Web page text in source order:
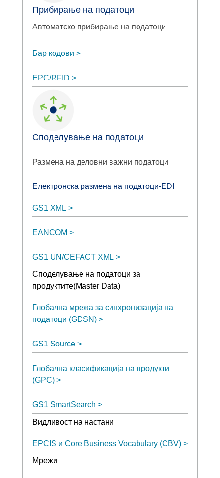
Прибирање на податоци
Автоматско прибирање на податоци
Бар кодови
EPC/RFID
Споделување на податоци
Размена на деловни важни податоци
Електронска размена на податоци-EDI
GS1 XML
EANCOM
GS1 UN/CEFACT XML
Споделување на податоци за
продуктите(Master Data)
Глобална мрежа за синхронизација на
податоци (GDSN)
GS1 Source
Глобална класификација на продукти
(GPC)
GS1 SmartSearch
Видливост на настани
EPCIS и Core Business Vocabulary (CBV)
Мрежи